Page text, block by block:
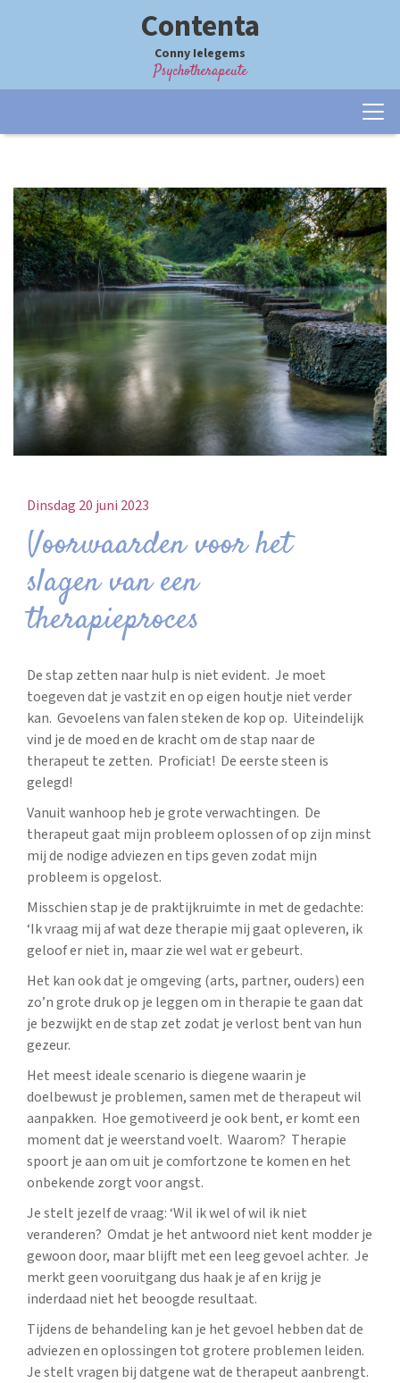
Contenta
Conny Ielegems
Psychotherapeute
Dinsdag 20 juni 2023
Voorwaarden voor het
slagen van een
therapieproces
De stap zetten naar hulp is niet evident. Je moet
toegeven dat je vastzit en op eigen houtje niet verder
kan. Gevoelens van falen steken de kop op. Uiteindelijk
vind je de moed en de kracht om de stap naar de
therapeut te zetten. Proficiat! De eerste steen is
gelegd!
Vanuit wanhoop heb je grote verwachtingen. De
therapeut gaat mijn probleem oplossen of op zijn minst
mij de nodige adviezen en tips geven zodat mijn
probleem is opgelost.
Misschien stap je de praktijkruimte in met de gedachte:
‘Ik vraag mij af wat deze therapie mij gaat opleveren, ik
geloof er niet in, maar zie wel wat er gebeurt.
Het kan ook dat je omgeving (arts, partner, ouders) een
zo’n grote druk op je leggen om in therapie te gaan dat
je bezwijkt en de stap zet zodat je verlost bent van hun
gezeur.
Het meest ideale scenario is diegene waarin je
doelbewust je problemen, samen met de therapeut wil
aanpakken. Hoe gemotiveerd je ook bent, er komt een
moment dat je weerstand voelt. Waarom? Therapie
spoort je aan om uit je comfortzone te komen en het
onbekende zorgt voor angst.
Je stelt jezelf de vraag: ‘Wil ik wel of wil ik niet
veranderen? Omdat je het antwoord niet kent modder je
gewoon door, maar blijft met een leeg gevoel achter. Je
merkt geen vooruitgang dus haak je af en krijg je
inderdaad niet het beoogde resultaat.
Tijdens de behandeling kan je het gevoel hebben dat de
adviezen en oplossingen tot grotere problemen leiden.
Je stelt vragen bij datgene wat de therapeut aanbrengt.